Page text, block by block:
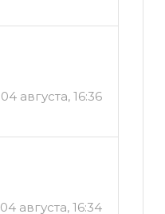
04 августа, 16:36
04 августа, 16:34